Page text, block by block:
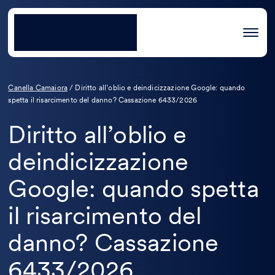
Canella Camaiora / Diritto all’oblio e deindicizzazione Google: quando
spetta il risarcimento del danno? Cassazione 6433/2026
Diritto all’oblio e
deindicizzazione
Google: quando spetta
il risarcimento del
danno? Cassazione